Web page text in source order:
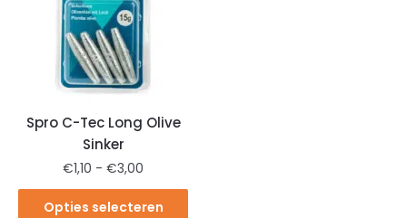
Spro C-Tec Long Olive
Sinker
€1,10 - €3,00
Opties selecteren